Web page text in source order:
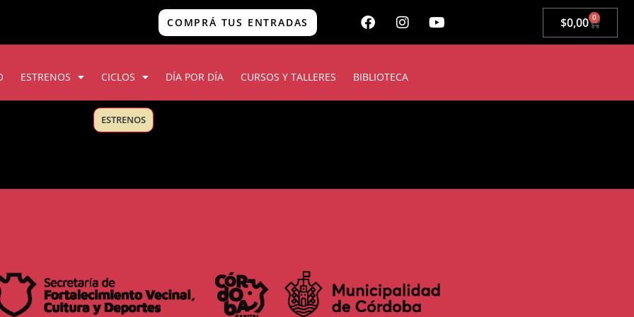
COMPRÁ TUS ENTRADAS $0,00 0
ESTRENOS CICLOS DÍA POR DÍA CURSOS Y TALLERES BIBLIOTECA
ESTRENOS